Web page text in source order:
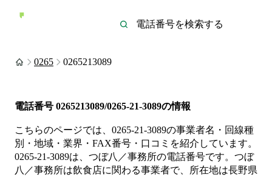
0265 0265213089
電話番号 0265213089/0265-21-3089の情報
こちらのページでは、 0265-21-3089の事業者名・回線種
別・地域・業界・FAX番号・口コミを紹介しています。
0265-21-3089は、 つぼ八／事務所の電話番号です。 つぼ
八／事務所は飲食店に関わる事業者で、所在地は長野県